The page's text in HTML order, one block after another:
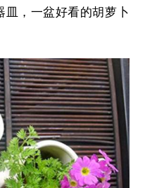
皿，一盆好看的胡萝卜